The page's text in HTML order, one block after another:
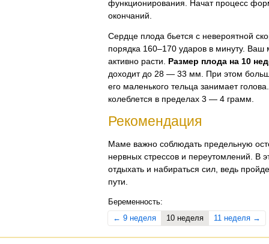
функционирования. Начат процесс
окончаний.
Сердце плода бьется с невероятной
порядка 160–170 ударов в минуту.
активно расти. Размер плода на 10
доходит до 28 — 33 мм. При этом
его маленького тельца занимает
колеблется в пределах 3 — 4 грамм.
Рекомендация
Маме важно соблюдать предельную
нервных стрессов и переутомлений. В
отдыхать и набираться сил, ведь
пути.
Беременность:
← 9 неделя
10 неделя 11 неделя →